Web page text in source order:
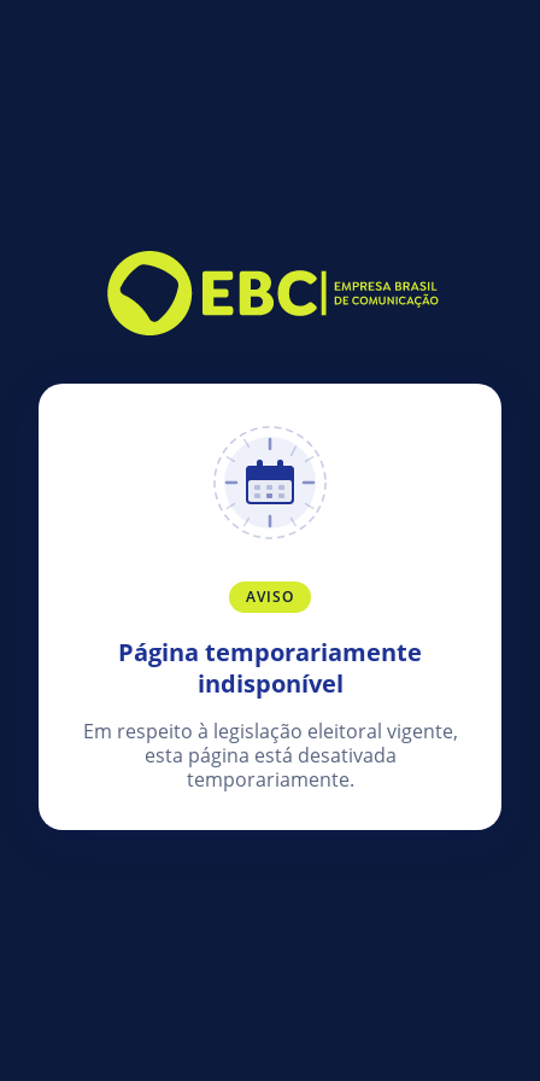
AVISO
Página temporariamente
indisponível
Em respeito à legislação eleitoral vigente,
esta página está desativada
temporariamente.